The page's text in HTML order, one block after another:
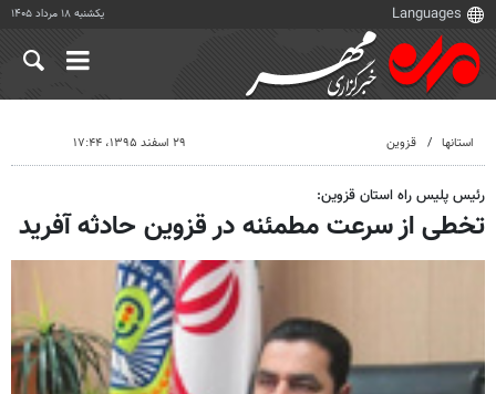
یکشنبه ۱۸ مرداد ۱۴۰۵
استانها قزوین ۲۹ اسفند ۱۳۹۵، ۱۷:۴۴
رئیس پلیس راه استان قزوین:
تخطی از سرعت مطمئنه در قزوین حادثه آفرید